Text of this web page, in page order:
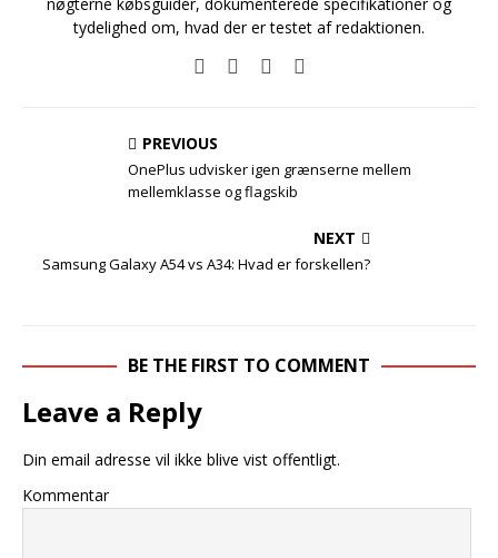
tydelighed om, hvad der er testet af redaktionen.
PREVIOUS
OnePlus udvisker igen grænserne mellem
mellemklasse og flagskib
NEXT
Samsung Galaxy A54 vs A34: Hvad er forskellen?
BE THE FIRST TO COMMENT
Leave a Reply
Din email adresse vil ikke blive vist offentligt.
Kommentar